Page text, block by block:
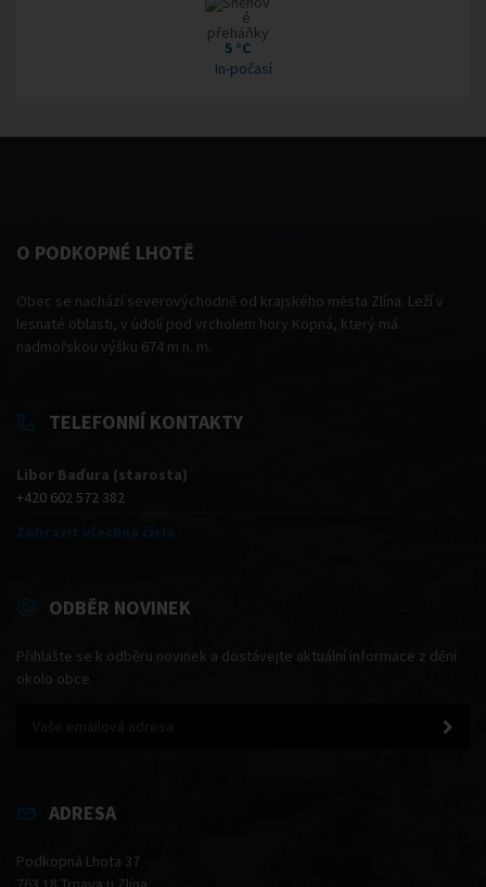
5 °C
In-počasí
O PODKOPNÉ LHOTĚ
Obec se nachází severovýchodně od krajského města Zlína. Leží v
lesnaté oblasti, v údolí pod vrcholem hory Kopná, který má
nadmořskou výšku 674 m n. m.
TELEFONNÍ KONTAKTY
Libor Baďura (starosta)
+420 602 572 382
Zobrazit všechna čísla
ODBĚR NOVINEK
Přihlašte se k odběru novinek a dostávejte aktuální informace z dění
okolo obce.
ADRESA
Podkopná Lhota 37